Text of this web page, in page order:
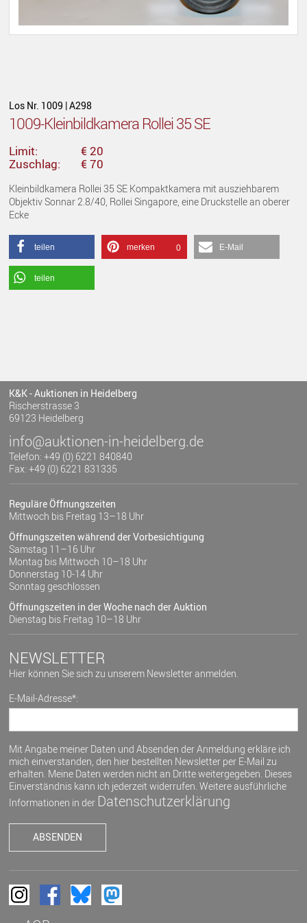
Los Nr. 1009 | A298
1009-Kleinbildkamera Rollei 35 SE
Limit:
€ 20
Zuschlag:
€ 70
Kleinbildkamera Rollei 35 SE Kompaktkamera mit ausziehbarem
Objektiv Sonnar 2.8/40, Rollei Singapore, eine Druckstelle an oberer
Ecke
teilen merken 0 E-Mail
teilen
K&K - Auktionen in Heidelberg
Rischerstrasse 3
69123 Heidelberg
info@auktionen-in-heidelberg.de
Telefon: +49 (0) 6221 840840
Fax: +49 (0) 6221 831335
Reguläre Öffnungszeiten
Mittwoch bis Freitag 13–18 Uhr
Öffnungszeiten während der Vorbesichtigung
Samstag 11–16 Uhr
Montag bis Mittwoch 10–18 Uhr
Donnerstag 10-14 Uhr
Sonntag geschlossen
Öffnungszeiten in der Woche nach der Auktion
Dienstag bis Freitag 10–18 Uhr
NEWSLETTER
Hier können Sie sich zu unserem Newsletter anmelden.
E-Mail-Adresse*:
Mit Angabe meiner Daten und Absenden der Anmeldung erkläre ich
mich einverstanden, den hier bestellten Newsletter per E-Mail zu
erhalten. Meine Daten werden nicht an Dritte weitergegeben. Dieses
Einverständnis kann ich jederzeit widerrufen. Weitere ausführliche
Informationen in der Datenschutzerklärung